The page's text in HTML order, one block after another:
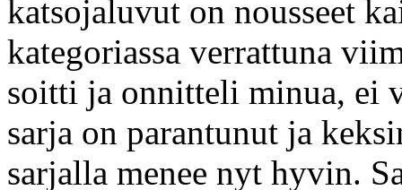
katsojaluvut on nousseet
kategoriassa verrattuna
soitti ja onnitteli minua, ei
sarja on parantunut ja
sarjalla menee nyt hyvin.